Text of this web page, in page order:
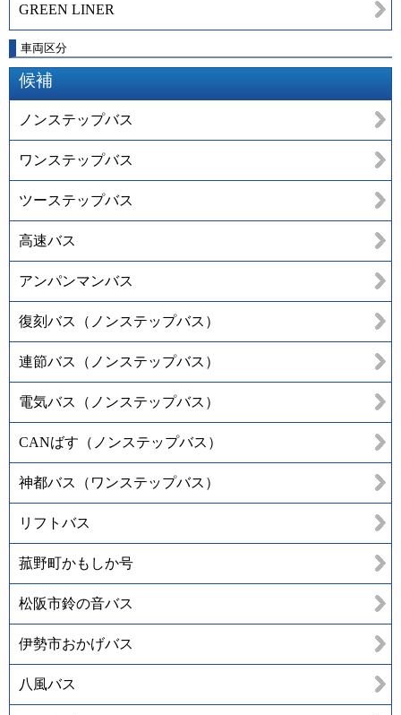
GREEN LINER
車両区分
候補
ノンステップバス
ワンステップバス
ツーステップバス
高速バス
アンパンマンバス
復刻バス（ノンステップバス）
連節バス（ノンステップバス）
電気バス（ノンステップバス）
CANばす（ノンステップバス）
神都バス（ワンステップバス）
リフトバス
菰野町かもしか号
松阪市鈴の音バス
伊勢市おかげバス
八風バス